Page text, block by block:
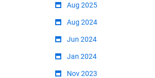
Aug 2025
Aug 2024
Jun 2024
Jan 2024
Nov 2023